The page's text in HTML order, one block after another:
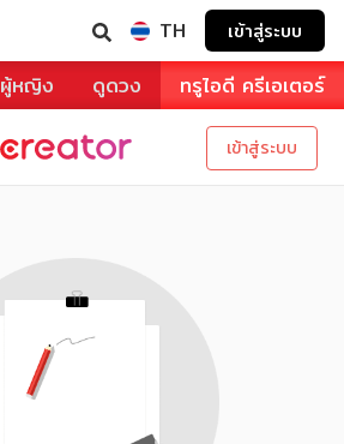
TH เข้าสู่ระบบ
ผู้หญิง ดูดวง ทรูไอดี ครีเอเตอร์
เข้าสู่ระบบ